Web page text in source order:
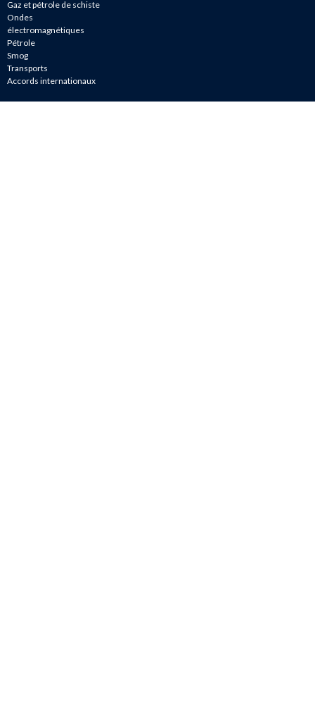
Gaz et pétrole de schiste
Ondes
électromagnétiques
Pétrole
Smog
Transports
Accords internationaux